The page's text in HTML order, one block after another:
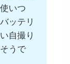
いつ
ッテリ
自撮り
うで